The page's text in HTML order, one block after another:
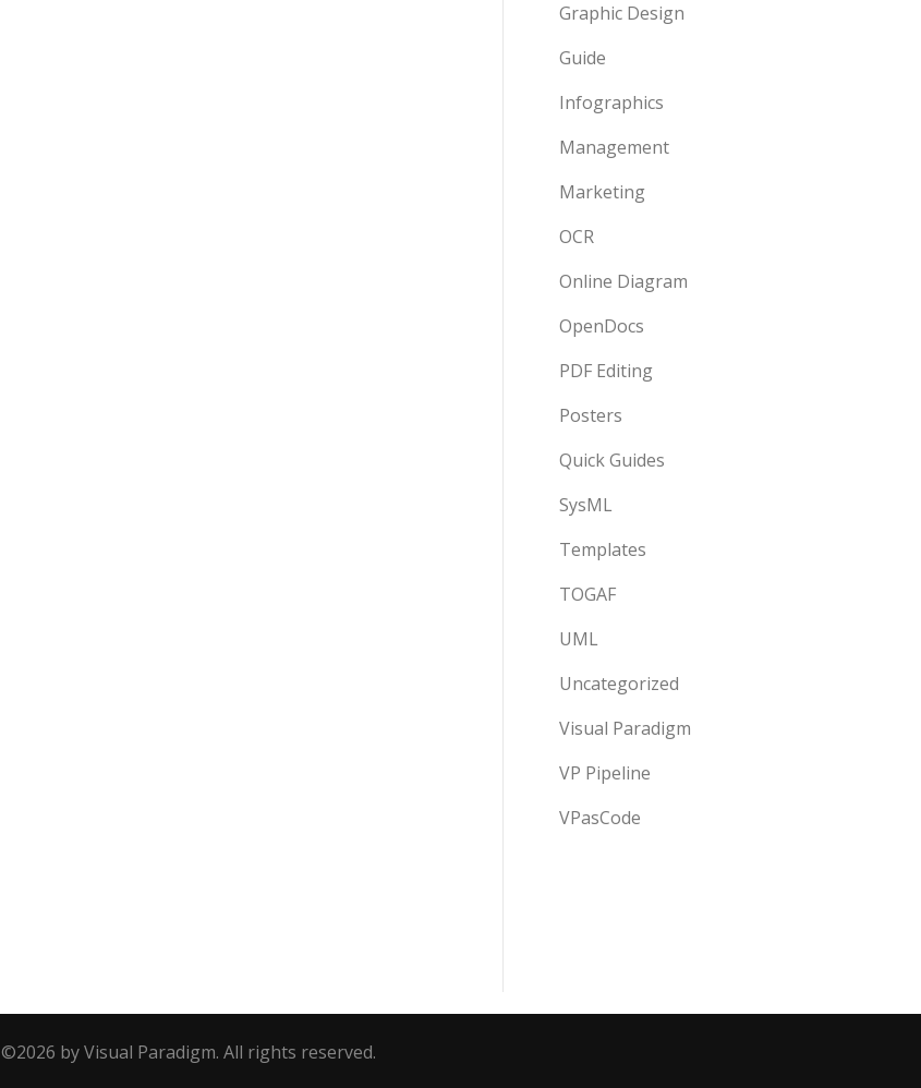
Graphic Design
Guide
Infographics
Management
Marketing
OCR
Online Diagram
OpenDocs
PDF Editing
Posters
Quick Guides
SysML
Templates
TOGAF
UML
Uncategorized
Visual Paradigm
VP Pipeline
VPasCode
©2026 by Visual Paradigm. All rights reserved.